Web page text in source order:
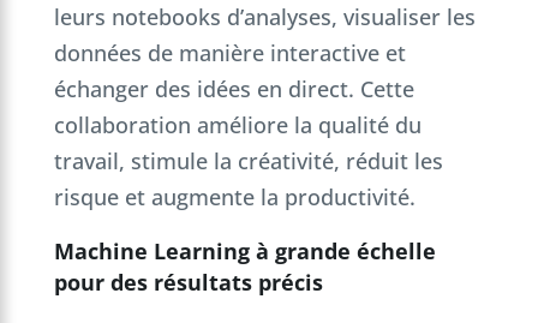
leurs notebooks d’analyses, visualiser les
données de manière interactive et
échanger des idées en direct. Cette
collaboration améliore la qualité du
travail, stimule la créativité, réduit les
risque et augmente la productivité.
Machine Learning à grande échelle
pour des résultats précis